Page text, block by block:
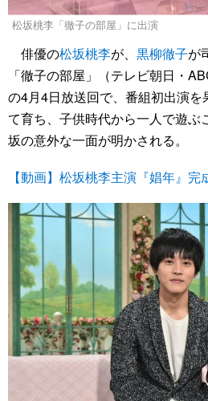
松坂桃李「徹子の部屋」に出演
俳優の松坂桃李が、 黒柳徹子が
「徹子の部屋」（テレビ朝日・
の4月4日放送回で、番組初出演
て育ち、子供時代から一人で遊ぶ
坂の意外な一面が明かされる。
【動画】松坂桃李主演『娼年』